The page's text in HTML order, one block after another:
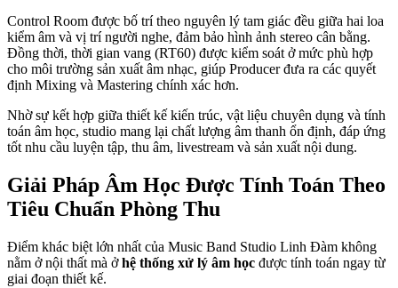
Control Room được bố trí theo nguyên lý tam giác đều giữa hai loa
kiểm âm và vị trí người nghe, đảm bảo hình ảnh stereo cân bằng.
Đồng thời, thời gian vang (RT60) được kiểm soát ở mức phù hợp
cho môi trường sản xuất âm nhạc, giúp Producer đưa ra các quyết
định Mixing và Mastering chính xác hơn.
Nhờ sự kết hợp giữa thiết kế kiến trúc, vật liệu chuyên dụng và tính
toán âm học, studio mang lại chất lượng âm thanh ổn định, đáp ứng
tốt nhu cầu luyện tập, thu âm, livestream và sản xuất nội dung.
Giải Pháp Âm Học Được Tính Toán Theo
Tiêu Chuẩn Phòng Thu
Điểm khác biệt lớn nhất của Music Band Studio Linh Đàm không
nằm ở nội thất mà ởhệ thống xử lý âm học được tính toán ngay từ
giai đoạn thiết kế.